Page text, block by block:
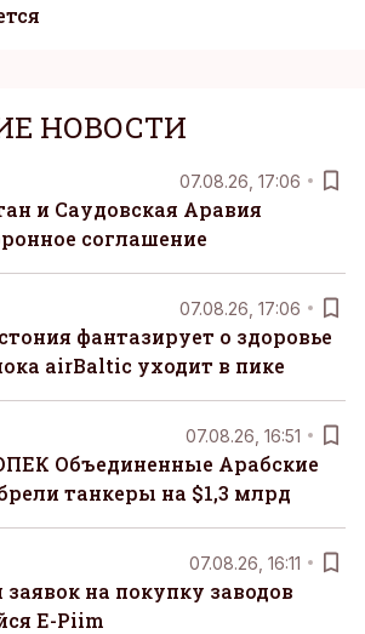
НОВОСТИ
07.08.26, 17:06
и Саудовская Аравия
соглашение
07.08.26, 17:06
фантазирует о здоровье
airBaltic уходит в пике
07.08.26, 16:51
Объединенные Арабские
танкеры на $1,3 млрд
07.08.26, 16:11
на покупку заводов
E-Piim